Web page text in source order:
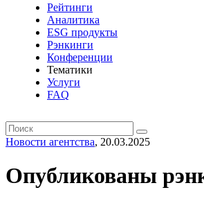
Рейтинги
Аналитика
ESG продукты
Рэнкинги
Конференции
Тематики
Услуги
FAQ
Новости агентства, 20.03.2025
Опубликованы